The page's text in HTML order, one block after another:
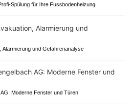
Spülung für Ihre Fussbodenheizung
und Gefahrenanalyse
Moderne Fenster und Türen